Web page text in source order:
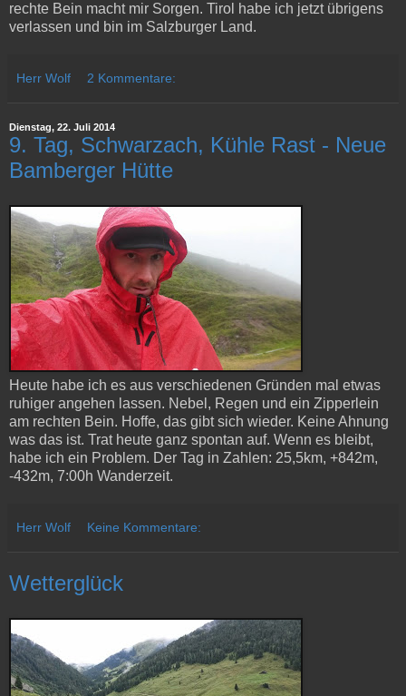
rechte Bein macht mir Sorgen. Tirol habe ich jetzt übrigens
verlassen und bin im Salzburger Land.
Herr Wolf 2 Kommentare:
Dienstag, 22. Juli 2014
9. Tag, Schwarzach, Kühle Rast - Neue
Bamberger Hütte
Heute habe ich es aus verschiedenen Gründen mal etwas
ruhiger angehen lassen. Nebel, Regen und ein Zipperlein
am rechten Bein. Hoffe, das gibt sich wieder. Keine Ahnung
was das ist. Trat heute ganz spontan auf. Wenn es bleibt,
habe ich ein Problem. Der Tag in Zahlen: 25,5km, +842m,
-432m, 7:00h Wanderzeit.
Herr Wolf Keine Kommentare:
Wetterglück